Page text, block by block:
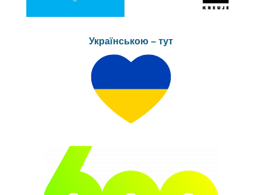
Українською – тут